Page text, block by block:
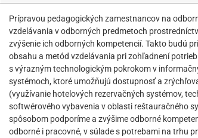
Prípravou pedagogických zamestnancov na
vzdelávania v odborných predmetoch
zvýšenie ich odborných kompetencií. Takto budú
obsahu a metód vzdelávania pri zohľadnení
s výrazným technologickým pokrokom v
systémoch, ktoré umožňujú dostupnosť a
(využívanie hotelových rezervačných systémov,
softwérového vybavenia v oblasti reštauračného
spôsobom podporíme a zvýšime odborné
odborné i pracovné, v súlade s potrebami na trhu